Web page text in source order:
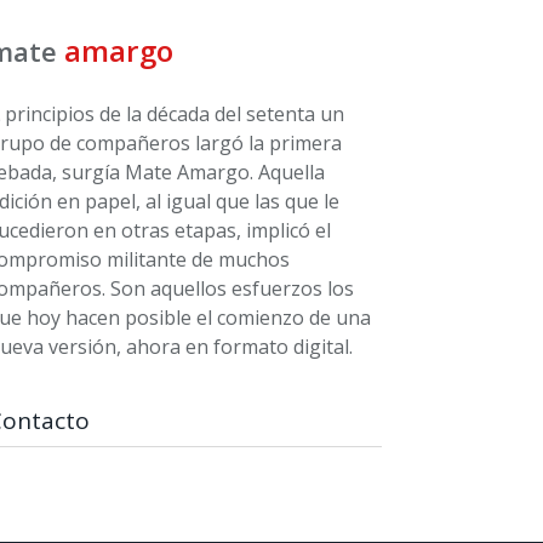
amargo
principios de la década del setenta un
de compañeros largó la primera
surgía Mate Amargo. Aquella
en papel, al igual que las que le
en otras etapas, implicó el
militante de muchos
Son aquellos esfuerzos los
hoy hacen posible el comienzo de una
versión, ahora en formato digital.